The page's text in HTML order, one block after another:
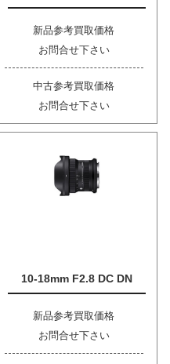
新品参考買取価格
お問合せ下さい
中古参考買取価格
お問合せ下さい
10-18mm F2.8 DC DN
新品参考買取価格
お問合せ下さい